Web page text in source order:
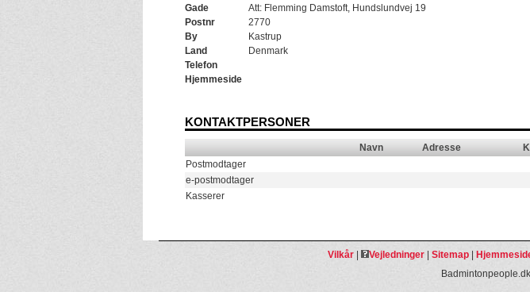
Gade
Att: Flemming Damstoft, Hundslundvej 19
Postnr
2770
By
Kastrup
Land
Denmark
Telefon
Hjemmeside
KONTAKTPERSONER
Navn Adresse
Postmodtager
e-postmodtager
Kasserer
Vilkår Vejledninger Sitemap